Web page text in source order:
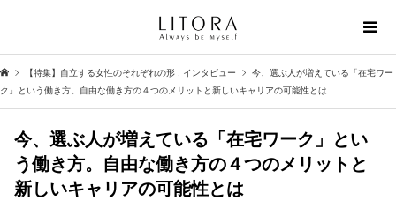
【特集】自立する女性のそれぞれの形 インタビュー
今、選ぶ人が増えている「在宅ワー
ク」という働き方。自由な働き方の４つのメリットと新しいキャリアの可能性とは
今、選ぶ人が増えている「在宅ワーク」とい
う働き方。自由な働き方の４つのメリットと
新しいキャリアの可能性とは